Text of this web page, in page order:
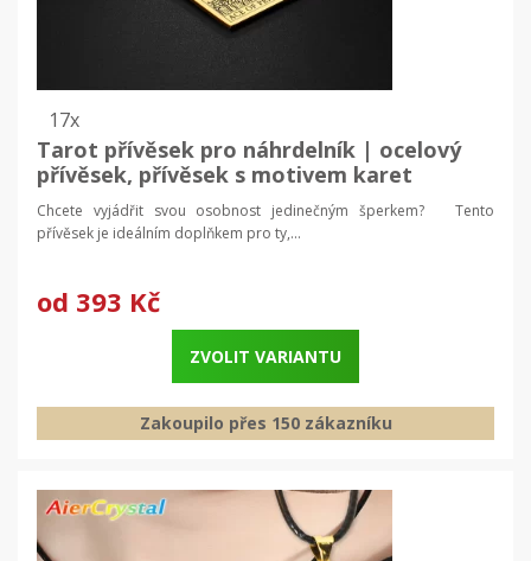
17x
Tarot přívěsek pro náhrdelník | ocelový
přívěsek, přívěsek s motivem karet
Chcete vyjádřit svou osobnost jedinečným šperkem? Tento
přívěsek je ideálním doplňkem pro ty,...
od 393 Kč
ZVOLIT VARIANTU
Zakoupilo přes 150 zákazníku